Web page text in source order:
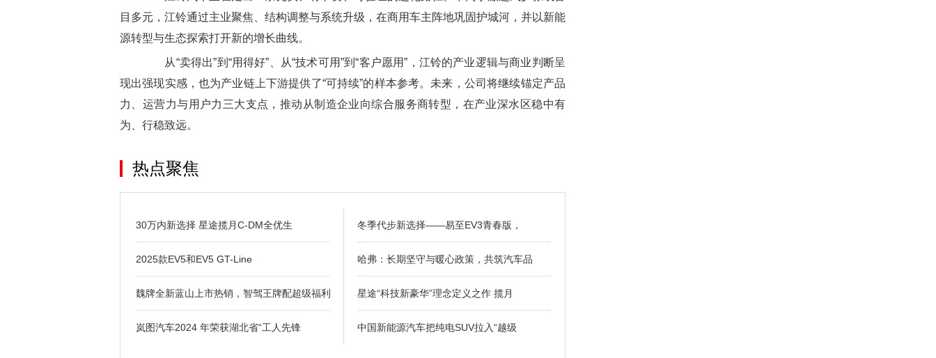
目多元，江铃通过主业聚焦、结构调整与系统升级，在商用车主阵地巩固护城河，并以新能
源转型与生态探索打开新的增长曲线。
从“卖得出”到“用得好”、从“技术可用”到“客户愿用”，江铃的产业逻辑与商业判断呈
现出强现实感，也为产业链上下游提供了“可持续”的样本参考。未来，公司将继续锚定产品
力、运营力与用户力三大支点，推动从制造企业向综合服务商转型，在产业深水区稳中有
为、行稳致远。
热点聚焦
30万内新选择 星途揽月C-DM全优生
2025款EV5和EV5 GT-Line
魏牌全新蓝山上市热销，智驾王牌配超级福利
岚图汽车2024 年荣获湖北省“工人先锋
冬季代步新选择——易至EV3青春版，
哈弗：长期坚守与暖心政策，共筑汽车品
星途“科技新豪华”理念定义之作 揽月
中国新能源汽车把纯电SUV拉入“越级